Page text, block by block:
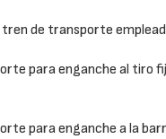
tren de transporte
para enganche al tiro
para enganche a la